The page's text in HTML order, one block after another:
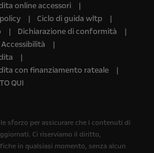
online accessori
Ciclo di guida wltp
Dichiarazione di conformità
Accessibilità
con finanziamento rateale
QUI
sforzo per assicurare che i contenuti di
Ci riserviamo il diritto,
in qualsiasi momento, senza alcun